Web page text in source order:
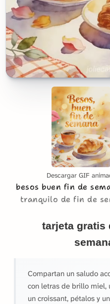
Descargar GIF
besos buen fin de
tranquilo de fin de
tarjeta gratis
Compartan un saludo
con letras de brillo miel,
un croissant, pétalos y